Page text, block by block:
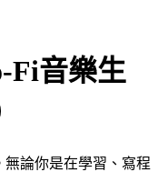
Fi音樂生
論你是在學習、寫程